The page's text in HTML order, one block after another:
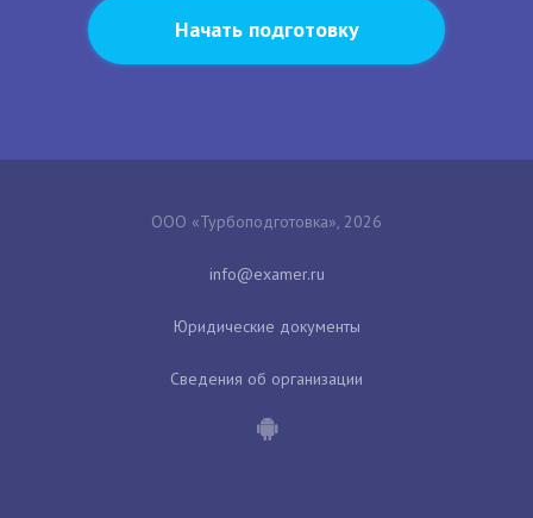
Начать подготовку
ООО «Турбоподготовка», 2026
Юридические документы
Сведения об организации